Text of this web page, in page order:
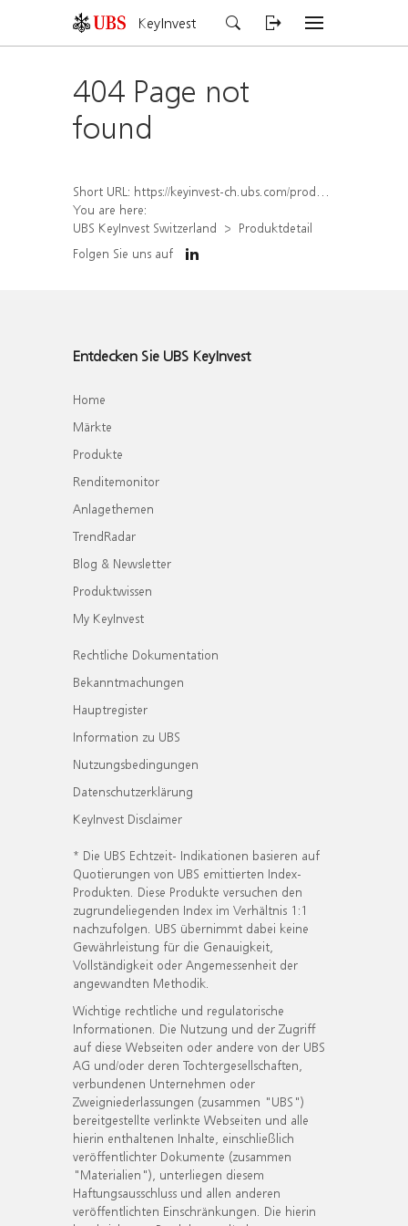
KeyInvest
404 Page not
found
Short URL: https://keyinvest-ch.ubs.com/produkt/detail/index/isin/CH1570497169
You are here:
UBS KeyInvest Switzerland
Produktdetail
Folgen Sie uns auf
Entdecken Sie UBS KeyInvest
Home
Märkte
Produkte
Renditemonitor
Anlagethemen
TrendRadar
Blog & Newsletter
Produktwissen
My KeyInvest
Rechtliche Dokumentation
Bekanntmachungen
Hauptregister
Information zu UBS
Nutzungsbedingungen
Datenschutzerklärung
KeyInvest Disclaimer
* Die UBS Echtzeit- Indikationen basieren auf
Quotierungen von UBS emittierten Index-
Produkten. Diese Produkte versuchen den
zugrundeliegenden Index im Verhältnis 1:1
nachzufolgen. UBS übernimmt dabei keine
Gewährleistung für die Genauigkeit,
Vollständigkeit oder Angemessenheit der
angewandten Methodik.
Wichtige rechtliche und regulatorische
Informationen. Die Nutzung und der Zugriff
auf diese Webseiten oder andere von der UBS
AG und/oder deren Tochtergesellschaften,
verbundenen Unternehmen oder
Zweigniederlassungen (zusammen "UBS")
bereitgestellte verlinkte Webseiten und alle
hierin enthaltenen Inhalte, einschließlich
veröffentlichter Dokumente (zusammen
"Materialien"), unterliegen diesem
Haftungsausschluss und allen anderen
veröffentlichten Einschränkungen. Die hierin